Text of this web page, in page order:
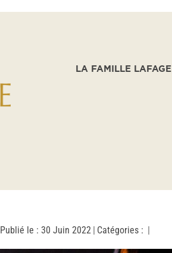
LA FAMILLE LAFAGE
Publié le : 30 Juin 2022 | Catégories : |